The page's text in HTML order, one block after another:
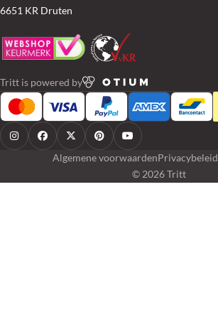
6651 KR Druten
Tritt is powered by
© 2026 Tritt
Algemene voorwaardenPrivacybeleid